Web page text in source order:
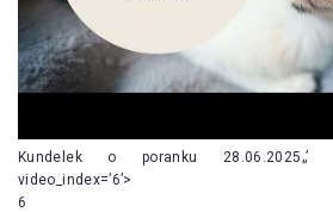
Kundelek o poranku 28.06.2025„’
video_index=’6’>
6